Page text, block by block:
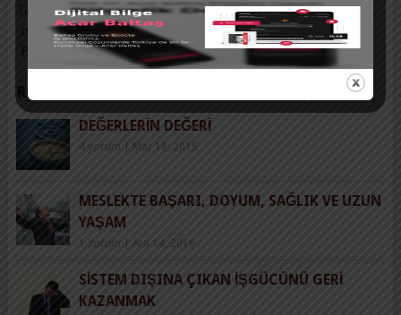
Acar Baltaş, Geçmişe Takılmak, hayal, Kıyaslama
makale, mutsuz, Neden Neden Mutsuz Oluruz,
Psikoloji, Uçurum
RELATED POSTS
DEĞERLERIN DEĞERI
4 yorum Mar 18, 2015
MESLEKTE BAŞARI, DOYUM, SAĞLIK VE UZUN
YAŞAM
1 Yorum Ara 14, 2016
SISTEM DIŞINA ÇIKAN İŞGÜCÜNÜ GERI
KAZANMAK